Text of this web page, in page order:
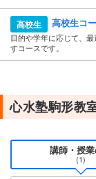
高校生 高校生コ
目的や学年に応じて、
すコースです。
心水塾駒形教
講師・授
(1)